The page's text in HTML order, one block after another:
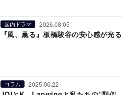
国内ドラマ 2026.08.05
『風、薫る』板橋駿谷の安心感が光る
コラム 2025.06.22